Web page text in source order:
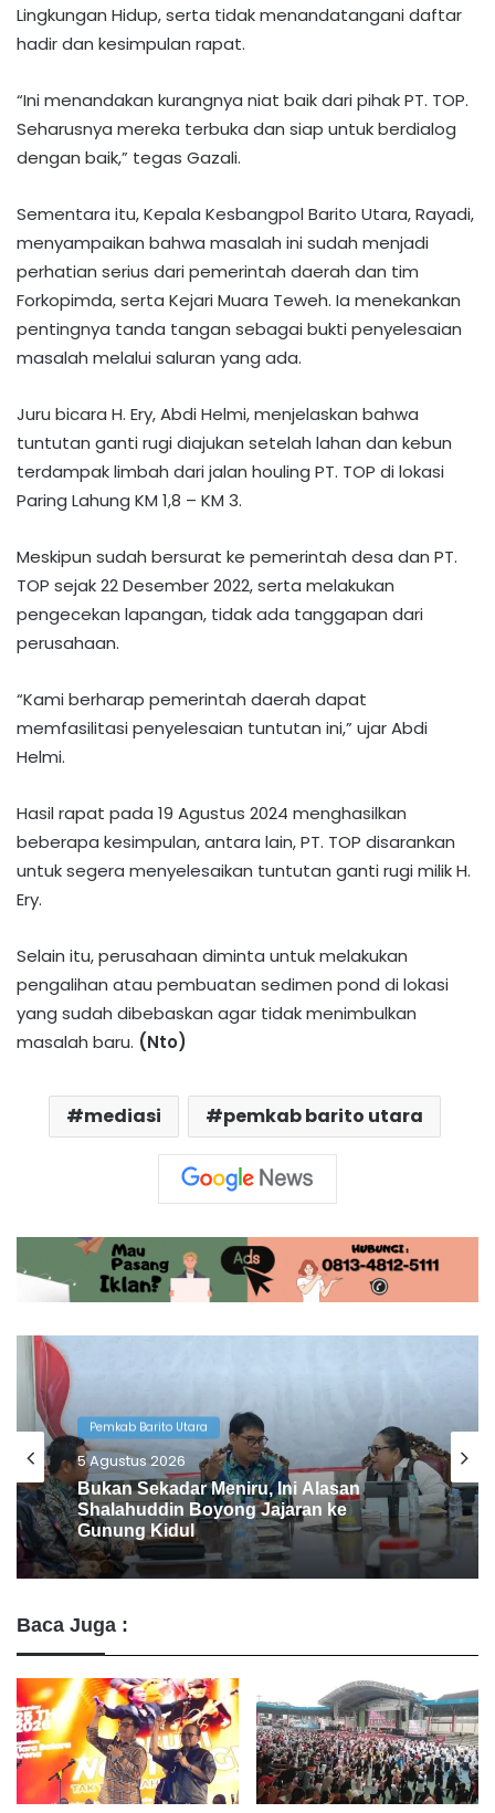
Lingkungan Hidup, serta tidak menandatangani daftar
hadir dan kesimpulan rapat.
“Ini menandakan kurangnya niat baik dari pihak PT. TOP.
Seharusnya mereka terbuka dan siap untuk berdialog
dengan baik,” tegas Gazali.
Sementara itu, Kepala Kesbangpol Barito Utara, Rayadi,
menyampaikan bahwa masalah ini sudah menjadi
perhatian serius dari pemerintah daerah dan tim
Forkopimda, serta Kejari Muara Teweh. Ia menekankan
pentingnya tanda tangan sebagai bukti penyelesaian
masalah melalui saluran yang ada.
Juru bicara H. Ery, Abdi Helmi, menjelaskan bahwa
tuntutan ganti rugi diajukan setelah lahan dan kebun
terdampak limbah dari jalan houling PT. TOP di lokasi
Paring Lahung KM 1,8 – KM 3.
Meskipun sudah bersurat ke pemerintah desa dan PT.
TOP sejak 22 Desember 2022, serta melakukan
pengecekan lapangan, tidak ada tanggapan dari
perusahaan.
“Kami berharap pemerintah daerah dapat
memfasilitasi penyelesaian tuntutan ini,” ujar Abdi
Helmi.
Hasil rapat pada 19 Agustus 2024 menghasilkan
beberapa kesimpulan, antara lain, PT. TOP disarankan
untuk segera menyelesaikan tuntutan ganti rugi milik H.
Ery.
Selain itu, perusahaan diminta untuk melakukan
pengalihan atau pembuatan sedimen pond di lokasi
yang sudah dibebaskan agar tidak menimbulkan
masalah baru. (Nto)
mediasi pemkab barito utara
Pemkab Barito Utara
4 Agustus 2026
Pemkab Barito Utara Kaji Tiru Tata
Kelola Pemerintahan ke DIY
Baca Juga :